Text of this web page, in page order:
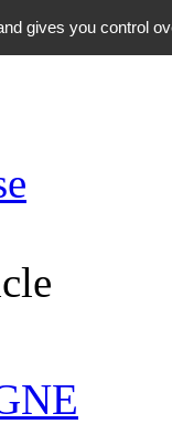
gives you control